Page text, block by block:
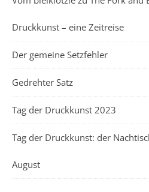
Druckkunst – eine Zeitreise
Der gemeine Setzfehler
Gedrehter Satz
Tag der Druckkunst 2023
Tag der Druckkunst: der
August